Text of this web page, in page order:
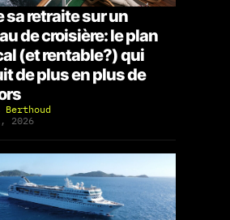
sa retraite sur un
de croisière: le plan
(et rentable?) qui
de plus en plus de
2026